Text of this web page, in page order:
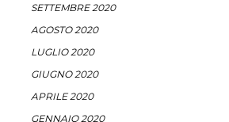
SETTEMBRE 2020
AGOSTO 2020
LUGLIO 2020
GIUGNO 2020
APRILE 2020
GENNAIO 2020